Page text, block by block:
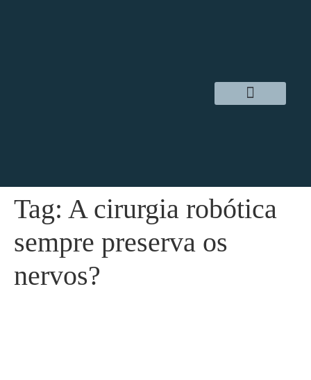
Tag: A cirurgia robótica
sempre preserva os
nervos?